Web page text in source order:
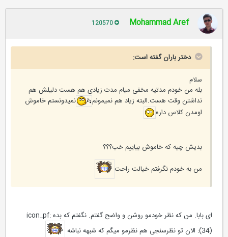
Mohammad Aref
دختر باران گفته است:
سلام
بله من خودم مدتیه مخفی میام.مدت زیادی هم هست.دلیلش هم
نداشتن وقت هست.البته زیاد هم نمیمونم
نمیدونستم خاموش
اومدن کلاس داره
بدیش چیه که خاموش بیاییم خب؟؟؟
من به خودم نگرفتم.خیالت راحت
ای بابا. من که نظر خودمو روشن و واضح گفتم. نگفتم که بده :icon_pf
(34): الان تو نظرسنجی هم نظرمو میگم که شبهه نباشه